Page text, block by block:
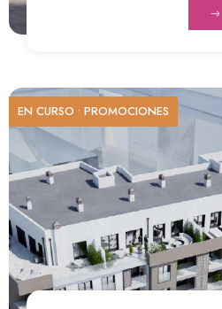
EN CURSO • PROMOCIONES